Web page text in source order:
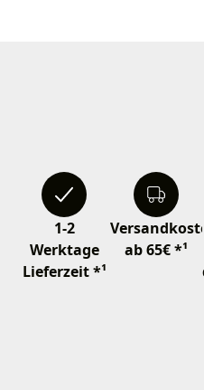
1-2
Werktage
Lieferzeit *¹
ab 65€ *¹